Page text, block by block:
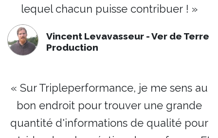
lequel chacun puisse contribuer ! »
Vincent Levavasseur - Ver de Terre
Production
« Sur Tripleperformance, je me sens au
bon endroit pour trouver une grande
quantité d'informations de qualité pour